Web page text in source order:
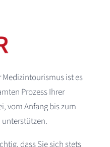
ist es
Prozess Ihrer
vom Anfang bis zum
unterstützen.
dass Sie sich stets